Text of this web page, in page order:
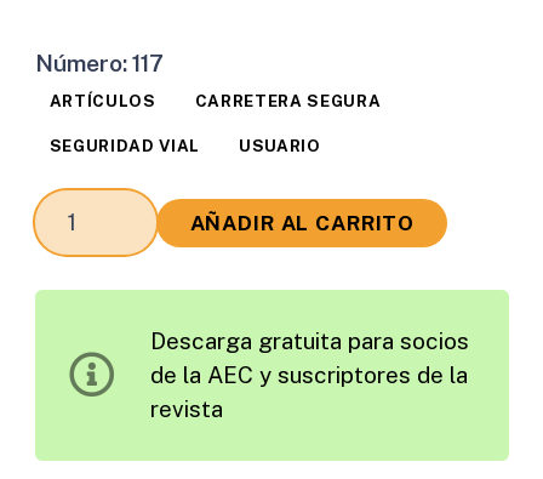
Número:117
ARTÍCULOS CARRETERA SEGURA
SEGURIDAD VIAL USUARIO
Valoración
de
por
AÑADIR AL CARRITO
Descarga gratuita para socios
de la AEC y suscriptores de la
revista